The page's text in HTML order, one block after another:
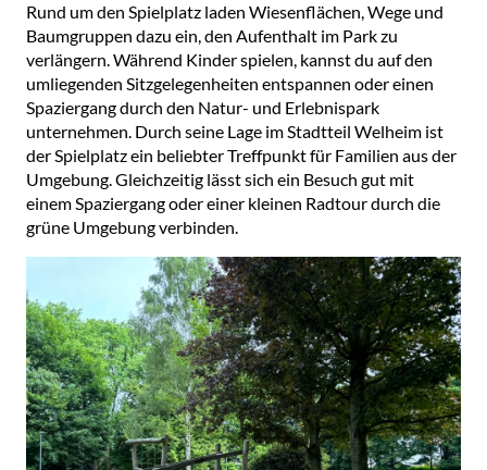
Rund um den Spielplatz laden Wiesenflächen, Wege und
Baumgruppen dazu ein, den Aufenthalt im Park zu
verlängern. Während Kinder spielen, kannst du auf den
umliegenden Sitzgelegenheiten entspannen oder einen
Spaziergang durch den Natur- und Erlebnispark
unternehmen. Durch seine Lage im Stadtteil Welheim ist
der Spielplatz ein beliebter Treffpunkt für Familien aus der
Umgebung. Gleichzeitig lässt sich ein Besuch gut mit
einem Spaziergang oder einer kleinen Radtour durch die
grüne Umgebung verbinden.